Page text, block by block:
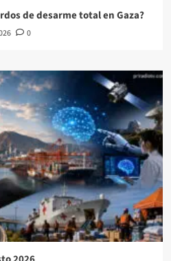
de desarme total en Gaza?
0